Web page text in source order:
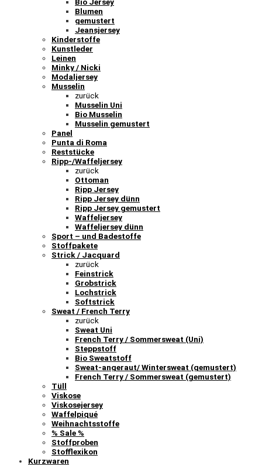
Blumen
gemustert
Jeansjersey
Kinderstoffe
Kunstleder
Leinen
Minky / Nicki
Modaljersey
Musselin
zurück
Musselin Uni
Bio Musselin
Musselin gemustert
Panel
Punta di Roma
Reststücke
Ripp-/Waffeljersey
zurück
Ottoman
Ripp Jersey
Ripp Jersey dünn
Ripp Jersey gemustert
Waffeljersey
Waffeljersey dünn
Sport – und Badestoffe
Stoffpakete
Strick / Jacquard
zurück
Feinstrick
Grobstrick
Lochstrick
Softstrick
Sweat / French Terry
zurück
Sweat Uni
French Terry / Sommersweat (Uni)
Steppstoff
Bio Sweatstoff
Sweat-angeraut/ Wintersweat (gemustert)
French Terry / Sommersweat (gemustert)
Tüll
Viskose
Viskosejersey
Waffelpiqué
Weihnachtsstoffe
% Sale %
Stoffproben
Stofflexikon
Kurzwaren